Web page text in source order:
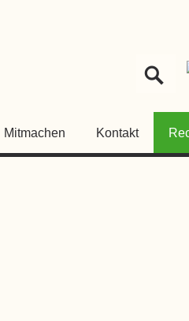
Mitmachen Kontakt